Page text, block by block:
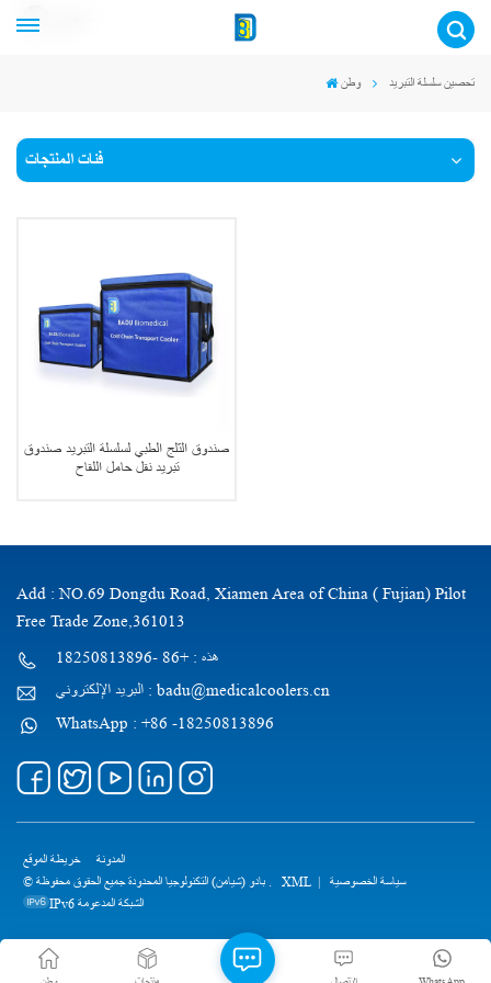
وطن تحصين سلسلة التبريد
فئات المنتجات
صندوق الثلج الطبي لسلسلة التبريد صندوق
تبريد نقل حامل اللقاح
Add : NO.69 Dongdu Road, Xiamen Area of China ( Fujian) Pilot
Free Trade Zone,361013
هذه : +86 -18250813896
البريد الإلكتروني : badu@medicalcoolers.cn
WhatsApp : +86 -18250813896
خريطة الموقع
المدونة
XML | سياسة الخصوصية
IPv6 الشبكة المدعومة